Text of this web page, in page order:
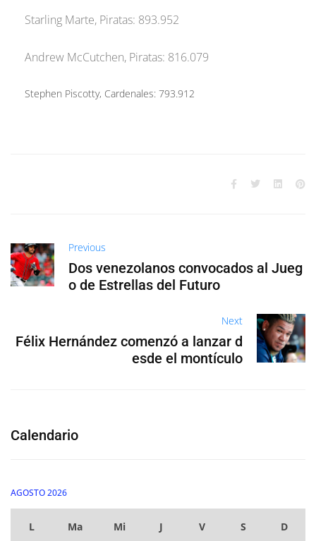
Starling Marte, Piratas: 893.952
Andrew McCutchen, Piratas: 816.079
Stephen Piscotty, Cardenales: 793.912
Previous
Dos venezolanos convocados al Jueg
o de Estrellas del Futuro
Next
Félix Hernández comenzó a lanzar d
esde el montículo
Calendario
AGOSTO 2026
L Ma Mi J V S D